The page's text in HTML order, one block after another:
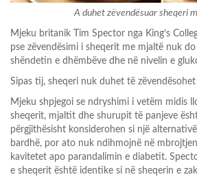
A duhet zëvendësuar sheqeri
Mjeku britanik Tim Spector nga King’s
pse zëvendësimi i sheqerit me mjaltë nuk
shëndetin e dhëmbëve dhe në nivelin e
Sipas tij, sheqeri nuk duhet të
Mjeku shpjegoi se ndryshimi i vetëm midis
sheqerit, mjaltit dhe shurupit të panjeve
përgjithësisht konsiderohen si një
bardhë, por ato nuk ndihmojnë në
kavitetet apo parandalimin e diabetit.
e sheqerit është identike si në sheqerin e